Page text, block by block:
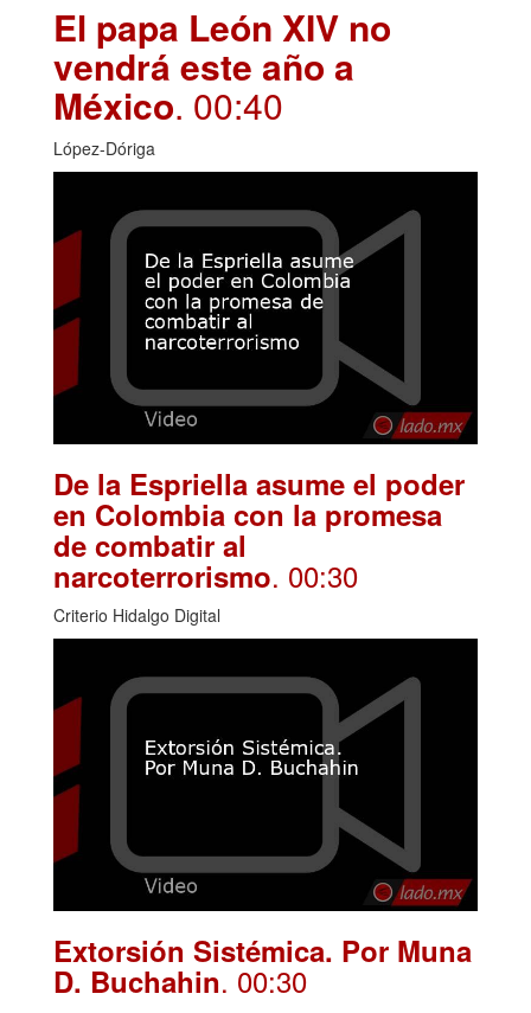
El papa León XIV no
vendrá este año a
México. 00:40
López-Dóriga
De la Espriella asume el poder
en Colombia con la promesa
de combatir al
narcoterrorismo. 00:30
Criterio Hidalgo Digital
Extorsión Sistémica. Por Muna
D. Buchahin. 00:30